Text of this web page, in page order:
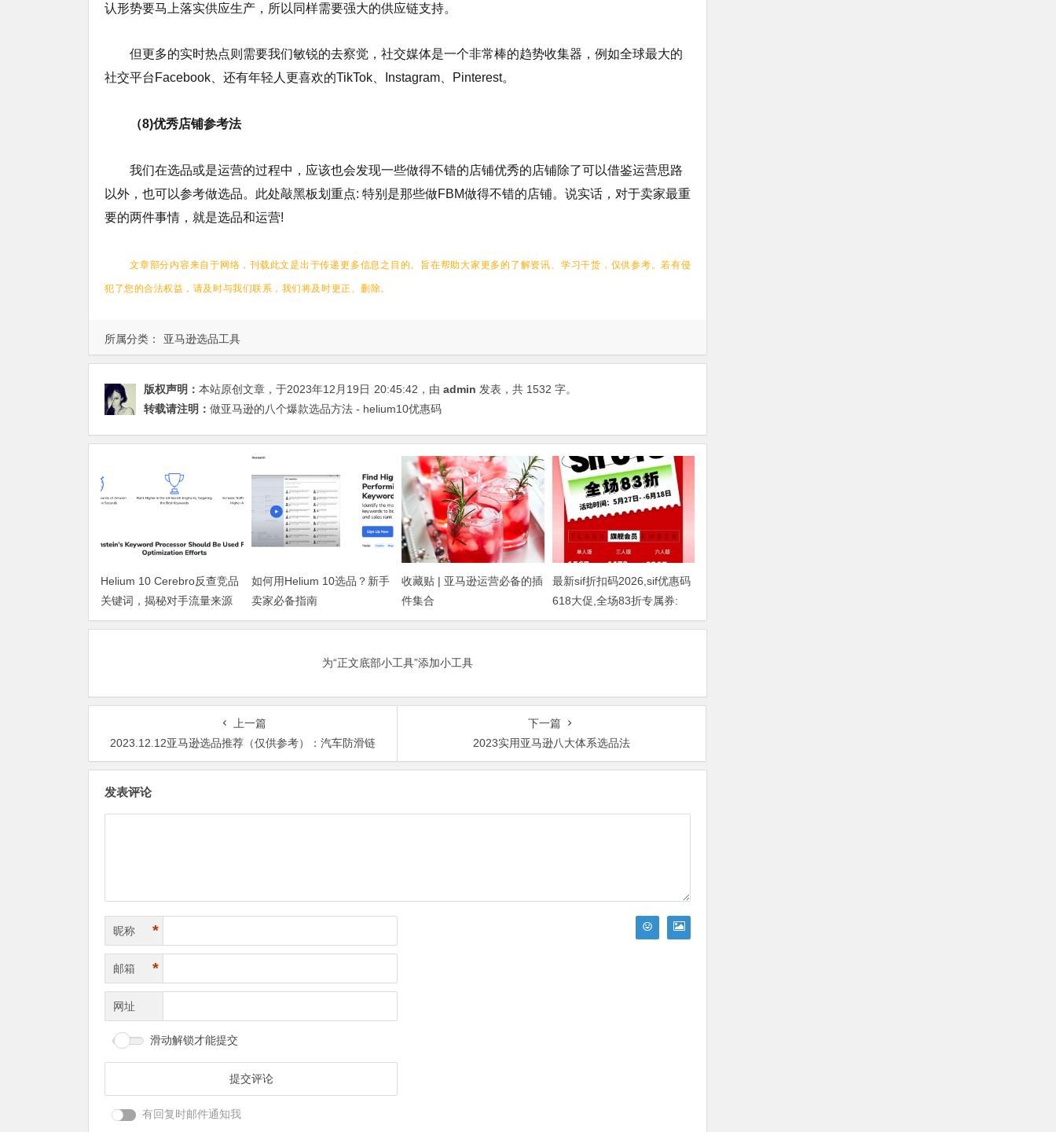
所属分类： 亚马逊选品工具
认形势要马上落实供应生产，所以同样需要强大的供应链支持。
但更多的实时热点则需要我们敏锐的去察觉，社交媒体是一个非常棒的趋势收集器，例如全球最大的
社交平台Facebook、还有年轻人更喜欢的TikTok、Instagram、Pinterest。
（8)优秀店铺参考法
我们在选品或是运营的过程中，应该也会发现一些做得不错的店铺优秀的店铺除了可以借鉴运营思路
以外，也可以参考做选品。此处敲黑板划重点: 特别是那些做FBM做得不错的店铺。说实话，对于卖家最重
要的两件事情，就是选品和运营!
文章部分内容来自于网络 ，刊载此文是出于传递更多信息之目的。 旨在帮助大家更多的了解资讯、学习干货，仅供参考。若有侵
犯了您的合法权益，请及时与我们联系，我们将及时更正、删除。
版权声明： 本站原创文章，于2023年12月19日 20:45:42 ，由 admin 发表，共 1532 字。
转载请注明： 做亚马逊的八个爆款选品方法 - helium10优惠码
Helium 10 Cerebro反查竞品
关键词，揭秘对手流量来源
如何用Helium 10选品？新手
卖家必备指南
收藏贴 | 亚马逊运营必备的插
件集合
最新sif折扣码2026,sif优惠码
618大促,全场83折专属券:
dmj88
为“正文底部小工具”添加小工具
上一篇
2023.12.12亚马逊选品推荐（仅供参考）：汽车防滑链
下一篇
2023实用亚马逊八大体系选品法
发表评论
昵称 *
邮箱 *
网址
滑动解锁才能提交
有回复时邮件通知我